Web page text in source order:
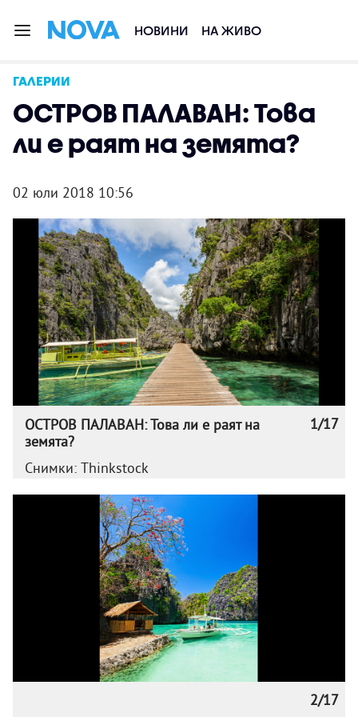
НОВИНИ НА ЖИВО
ГАЛЕРИИ
ОСТРОВ ПАЛАВАН: Това
ли е раят на земята?
02 юли 2018 10:56
1/17
ОСТРОВ ПАЛАВАН: Това ли е раят на
земята?
Снимки: Thinkstock
2/17